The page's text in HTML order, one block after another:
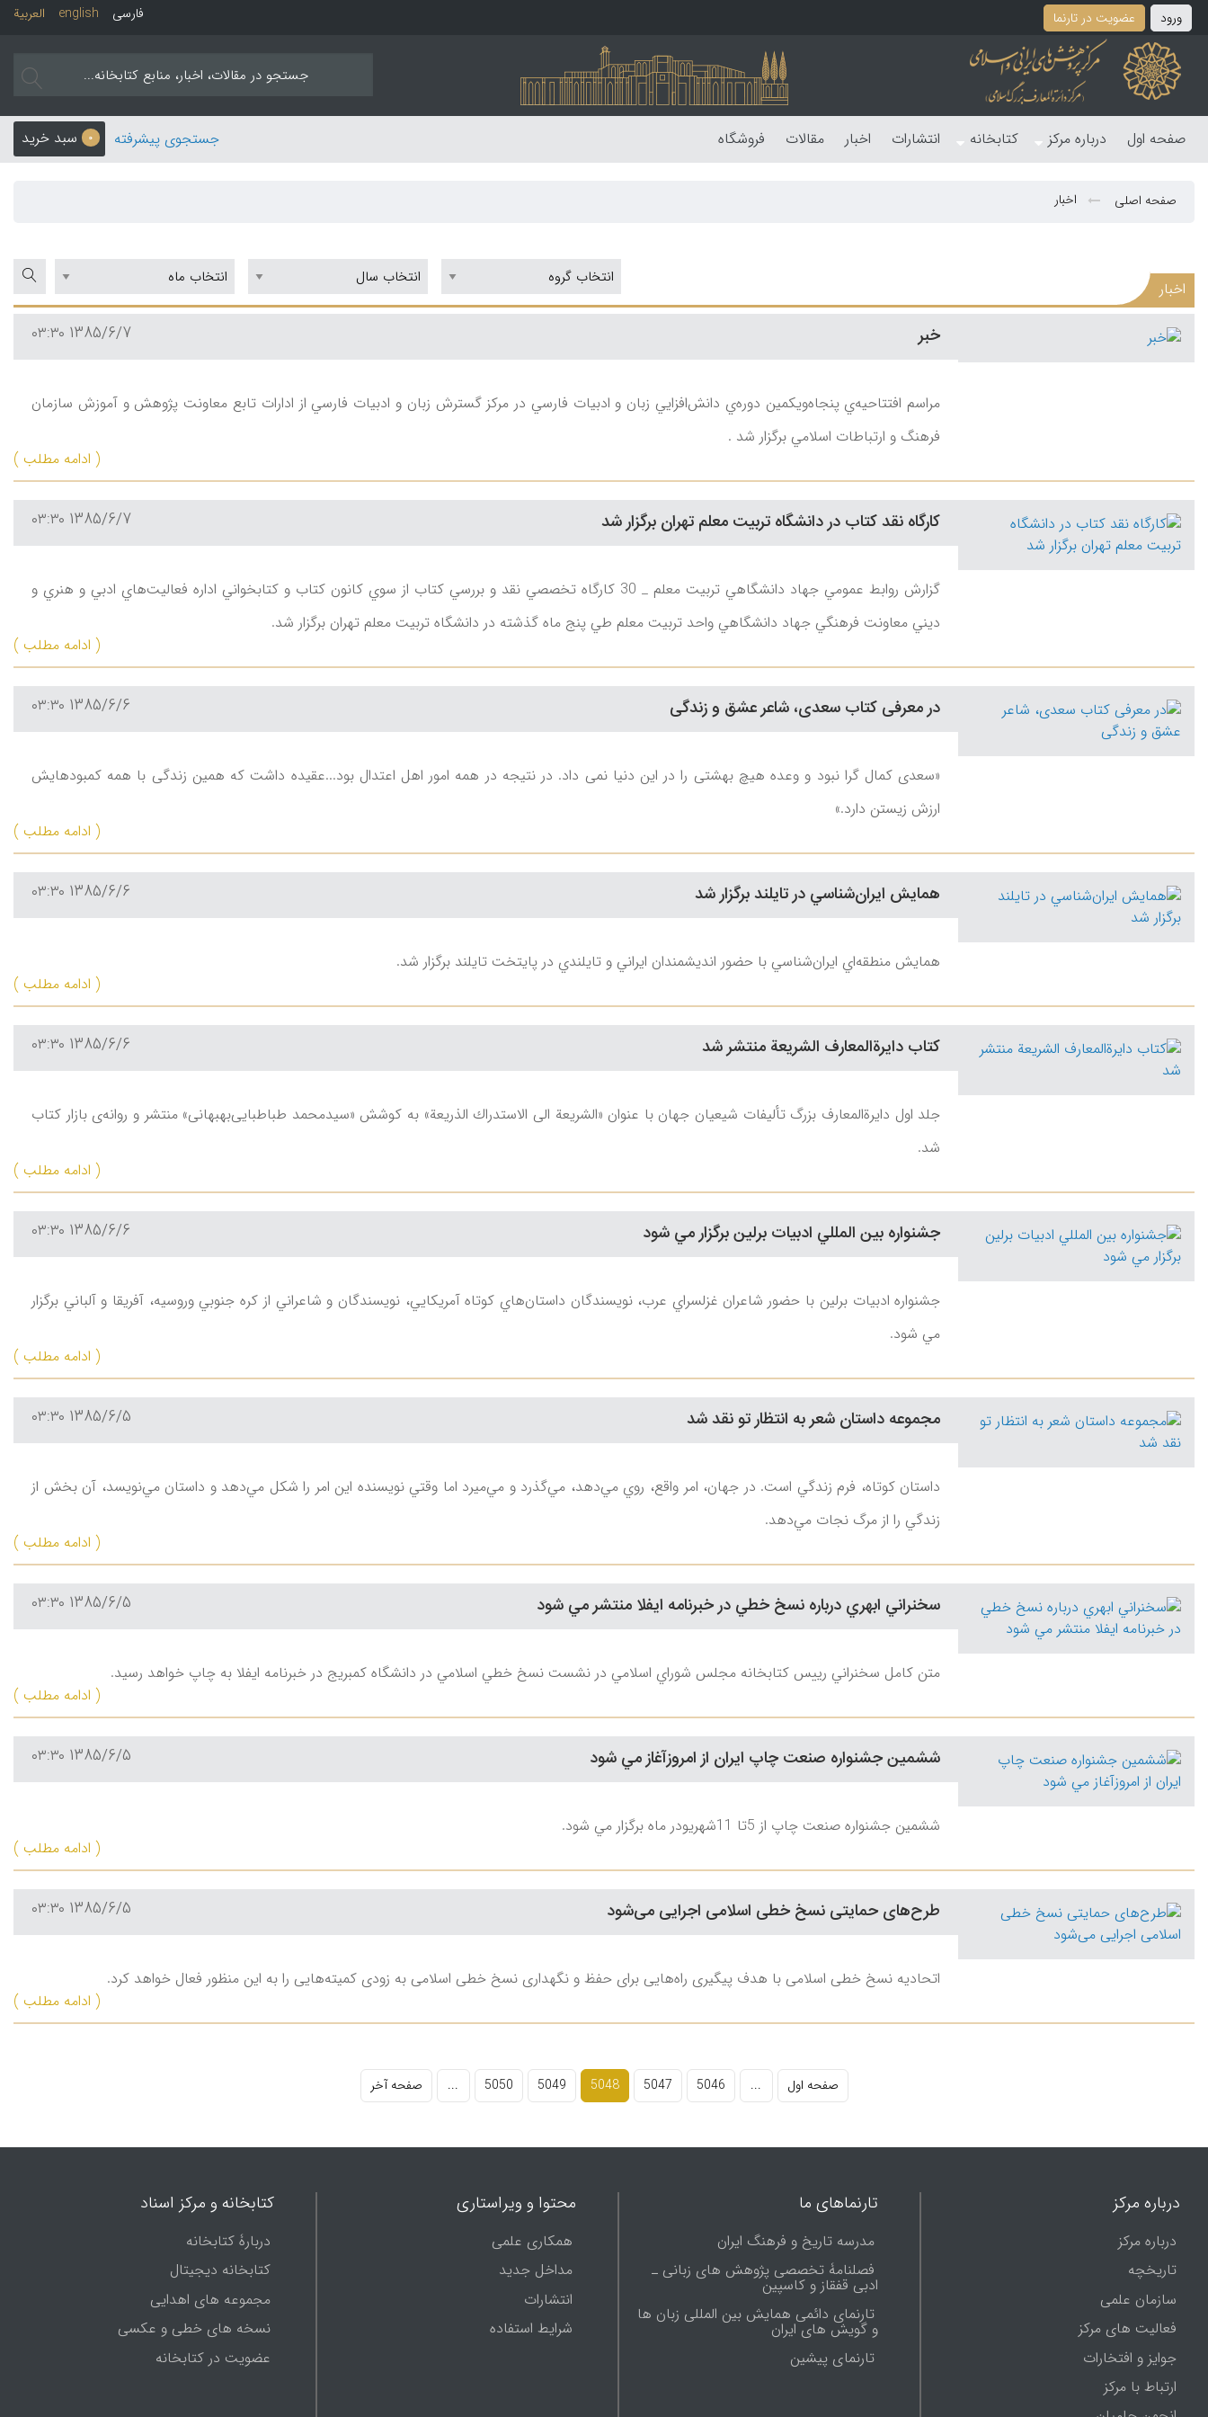
ورود عضویت در تارنما العربیة english فارسی
صفحه اول درباره مرکز کتابخانه انتشارات اخبار مقالات فروشگاه 0 سبد خرید جستجوی پیشرفته
صفحه اصلی اخبار
اخبار
خبر 1385/6/7 ۰۳:۳۰
مراسم افتتاحيه‌ي پنجاه‌ويكمين دوره‌ي دانش‌افزايي زبان و ادبيات فارسي در مركز گسترش زبان و ادبيات فارسي از ادارات تابع معاونت پژوهش و آموزش سازمان
فرهنگ و ارتباطات اسلامي برگزار شد .
( ادامه مطلب )
كارگاه نقد كتاب در دانشگاه تربيت معلم تهران برگزار شد 1385/6/7 ۰۳:۳۰
گزارش روابط عمومي جهاد دانشگاهي تربيت معلم _ 30 كارگاه تخصصي نقد و بررسي كتاب از سوي كانون كتاب و كتابخواني اداره فعاليت‌هاي ادبي و هنري و
ديني معاونت فرهنگي جهاد دانشگاهي واحد تربيت معلم طي پنج ماه گذشته در دانشگاه تربيت معلم تهران برگزار شد.
( ادامه مطلب )
در معرفی كتاب سعدی، شاعر عشق و زندگی 1385/6/6 ۰۳:۳۰
«سعدی كمال گرا نبود و وعده هیچ بهشتی را در این دنیا نمی داد. در نتیجه در همه امور اهل اعتدال بود...عقیده داشت كه همین زندگی با همه كمبودهایش
ارزش زیستن دارد.»
( ادامه مطلب )
همايش ايران‌شناسي در تايلند برگزار شد 1385/6/6 ۰۳:۳۰
همايش منطقه‌اي ايران‌شناسي با حضور انديشمندان ايراني و تايلندي در پايتخت تايلند برگزار شد.
( ادامه مطلب )
كتاب دايرةالمعارف الشريعة منتشر شد 1385/6/6 ۰۳:۳۰
جلد اول دايرةالمعارف بزرگ تأليفات شيعيان جهان با عنوان «الشريعة الی الاستدراك الذريعة» به كوشش «سيدمحمد طباطبايی‌بهبهانی» منتشر و روانه‌ی بازار كتاب
شد.
( ادامه مطلب )
جشنواره بين المللي ادبيات برلين برگزار مي شود 1385/6/6 ۰۳:۳۰
جشنواره ادبيات برلين با حضور شاعران غزلسراي عرب، نويسندگان داستان‌هاي كوتاه آمريكايي، نويسندگان و شاعراني از كره جنوبي وروسيه، آفريقا و آلباني برگزار
مي شود.
( ادامه مطلب )
مجموعه داستان شعر به انتظار تو نقد شد 1385/6/5 ۰۳:۳۰
داستان كوتاه، فرم زندگي است. در جهان، امر واقع، روي مي‌دهد، مي‌گذرد و مي‌ميرد اما وقتي نويسنده اين امر را شكل مي‌دهد و داستان مي‌نويسد، آن بخش از
زندگي را از مرگ نجات مي‌دهد.
( ادامه مطلب )
سخنراني ابهري درباره نسخ خطي در خبرنامه ايفلا منتشر مي شود 1385/6/5 ۰۳:۳۰
متن کامل سخنراني رييس کتابخانه مجلس شوراي اسلامي در نشست نسخ خطي اسلامي در دانشگاه کمبريج در خبرنامه ايفلا به چاپ خواهد رسيد.
( ادامه مطلب )
ششمين جشنواره صنعت چاپ ايران از امروزآغاز مي شود 1385/6/5 ۰۳:۳۰
ششمين جشنواره صنعت چاپ از 5تا 11شهريودر ماه برگزار مي شود.
( ادامه مطلب )
طرح‌های حمايتی نسخ خطی اسلامی اجرايی می‌شود 1385/6/5 ۰۳:۳۰
اتحاديه نسخ خطی اسلامی با هدف پيگيری راه‌هايی برای حفظ و نگهداری نسخ خطی اسلامی به زودی كميته‌هايی را به اين منظور فعال خواهد كرد.
( ادامه مطلب )
صفحه اول ...
5046
5047
5048
5049
5050
... صفحه آخر
درباره مرکز
درباره مرکز
تاریخچه
سازمان علمی
فعالیت های مرکز
جوایز و افتخارات
ارتباط با مرکز
تارنماهای ما
مدرسه تاریخ و فرهنگ ایران
فصلنامۀ تخصصی پژوهش های زبانی ـ
ادبی قفقاز و کاسپین
تارنمای دائمی همایش بین المللی زبان ها
و گویش های ایران
تارنماى پيشين
محتوا و ویراستاری
همکاری علمی
مداخل جدید
انتشارات
شرایط استفاده
کتابخانه و مرکز اسناد
دربارۀ کتابخانه
کتابخانه دیجیتال
مجموعه های اهدایی
نسخه های خطی و عکسی
عضویت در کتابخانه